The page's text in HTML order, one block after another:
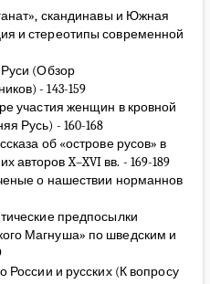
скандинавы и Южная
и стереотипы современной
(Обзор
- 143-159
участия женщин в кровной
Русь) - 160-168
об «острове русов» в
авторов X–XVI вв. - 169-189
о нашествии норманнов
предпосылки
Магнуша» по шведским и
России и русских (К вопросу